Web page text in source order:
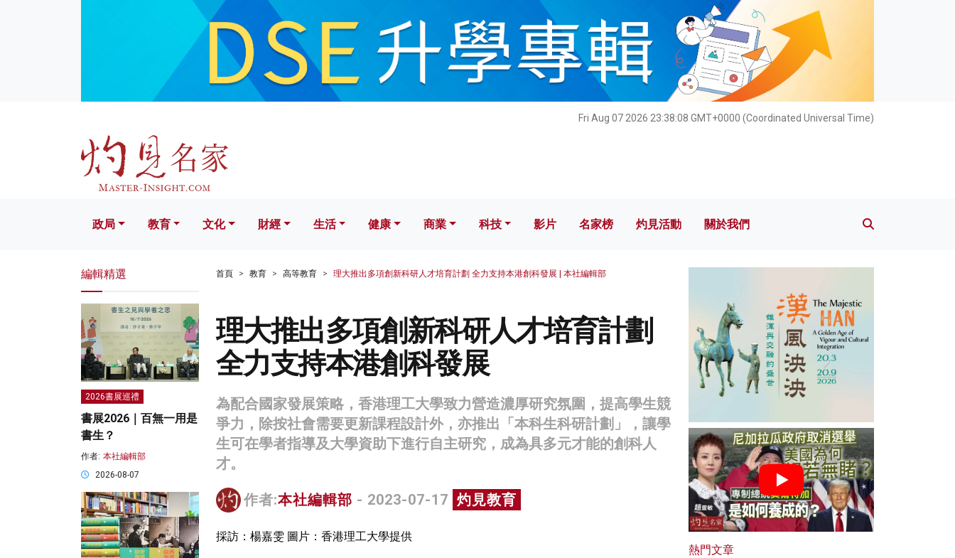
Fri Aug 07 2026 23:38:10 GMT+0000 (Coordinated Universal Time)
文化 財經 生活 健康 科技 影片 名家榜 灼見活動 關於我們
政局 教育 文化 財經 生活 健康 商業 科技 影片 名家榜 灼見活動 關於我們
首頁 教育 高等教育 理大推出多項創新科研人才培育計劃 全力支持本港創科發展 | 本社編輯部
理大推出多項創新科研人才培育計劃
全力支持本港創科發展
為配合國家發展策略，香港理工大學致力營造濃厚研究氛圍，提高學生競
爭力，除按社會需要更新課程設計外，亦推出「本科生科研計劃」，讓學
生可在學者指導及大學資助下進行自主研究，成為具多元才能的創科人
才。
作者:本社編輯部 - 2023-07-17 灼見教育
採訪：楊嘉雯 圖片：香港理工大學提供
編輯精選
2026書展巡禮
書展2026｜百無一用是
書生？
作者: 本社編輯部
2026-08-07
熱門文章